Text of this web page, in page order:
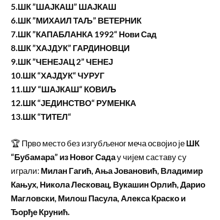
5.ШК ”ШАЈКАШ” ШАЈКАШ
6.ШК ”МИХАИЛ ТАЉ” ВЕТЕРНИК
7.ШК ”КАПАБЛАНКА 1992“ Нови Сад
8.ШК ”ХАЈДУК” ГАРДИНОВЦИ
9.ШК ”ЧЕНЕЈАЦ 2” ЧЕНЕЈ
10.ШК “ХАЈДУК“ ЧУРУГ
11.ШУ “ШАЈКАШ“ КОВИЉ
12.ШК “ЈЕДИНСТВО“ РУМЕНКА
13.ШК “ТИТЕЛ“
🏆 Прво место без изгубљеног меча освојио јеШК
“Бубамара” из Новог Садау чијем саставу су
играли:Милан Гагић, Ања Јовановић, Владимир
Кањух, Никола Лесковац, Вукашин Орлић, Дарио
Магловски, Милош Пасула, Алекса Краско и
Ђорђе Крунић.